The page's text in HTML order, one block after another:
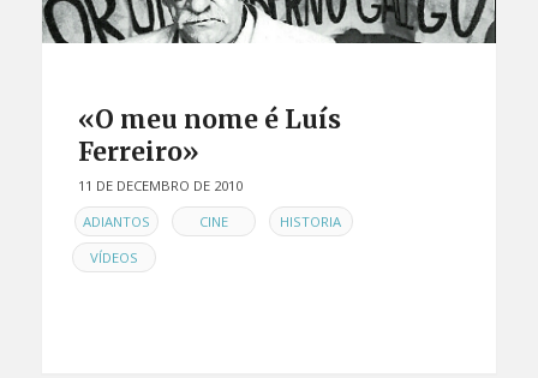
«O meu nome é Luís
Ferreiro»
11 DE DECEMBRO DE 2010
ENADIANTOS , CINE , HISTORIA ,
VÍDEOS